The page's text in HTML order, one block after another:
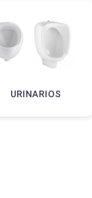
URINARIOS